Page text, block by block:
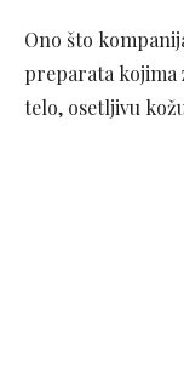
Ono što
preparata kojima
telo, osetljivu